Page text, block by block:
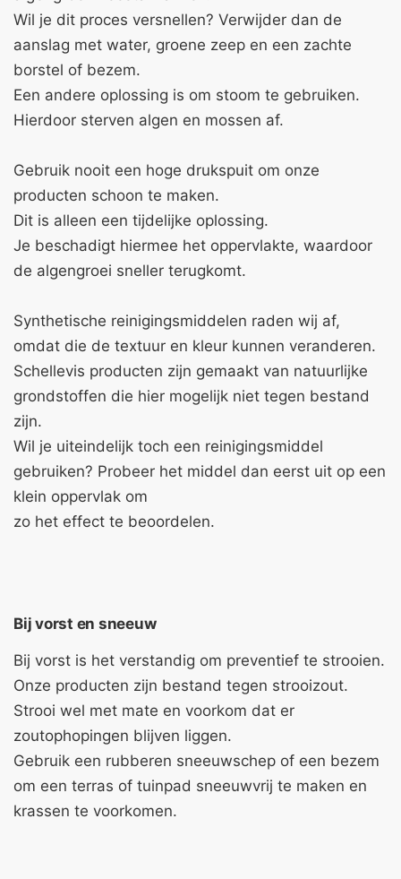
Wil je dit proces versnellen? Verwijder dan de
aanslag met water, groene zeep en een zachte
borstel of bezem.
Een andere oplossing is om stoom te gebruiken.
Hierdoor sterven algen en mossen af.
Gebruik nooit een hoge drukspuit om onze
producten schoon te maken.
Dit is alleen een tijdelijke oplossing.
Je beschadigt hiermee het oppervlakte, waardoor
de algengroei sneller terugkomt.
Synthetische reinigingsmiddelen raden wij af,
omdat die de textuur en kleur kunnen veranderen.
Schellevis producten zijn gemaakt van natuurlijke
grondstoffen die hier mogelijk niet tegen bestand
zijn.
Wil je uiteindelijk toch een reinigingsmiddel
gebruiken? Probeer het middel dan eerst uit op een
klein oppervlak om
zo het effect te beoordelen.
Bij vorst en sneeuw
Bij vorst is het verstandig om preventief te strooien.
Onze producten zijn bestand tegen strooizout.
Strooi wel met mate en voorkom dat er
zoutophopingen blijven liggen.
Gebruik een rubberen sneeuwschep of een bezem
om een terras of tuinpad sneeuwvrij te maken en
krassen te voorkomen.